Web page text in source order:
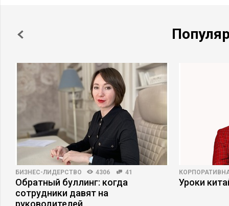
БИЗНЕС-ЛИДЕРСТВО 4306 41
Обратный буллинг: когда
сотрудники давят на
руководителей
Уроки